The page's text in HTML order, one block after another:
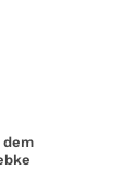
dem